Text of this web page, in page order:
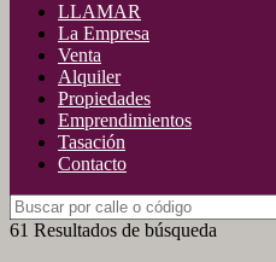
LLAMAR
La Empresa
Venta
Alquiler
Propiedades
Emprendimientos
Tasación
Contacto
61 Resultados de búsqueda